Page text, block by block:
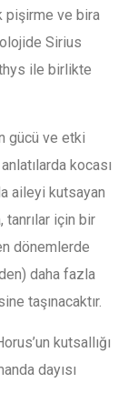
pişirme ve bira
Sirius
ile birlikte
gücü ve etki
kocası
aileyi kutsayan
tanrılar için bir
dönemlerde
daha fazla
taşınacaktır.
kutsallığı
dayısı